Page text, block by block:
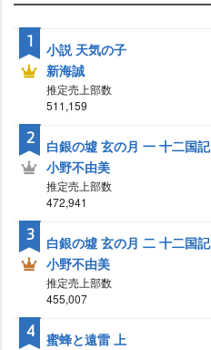
小説 天気の子
新海誠
推定売上部数
511,159
1
白銀の墟 玄の月 一 十二国記
小野不由美
推定売上部数
472,941
2
白銀の墟 玄の月 二 十二国記
小野不由美
推定売上部数
455,007
3
蜜蜂と遠雷 上
4